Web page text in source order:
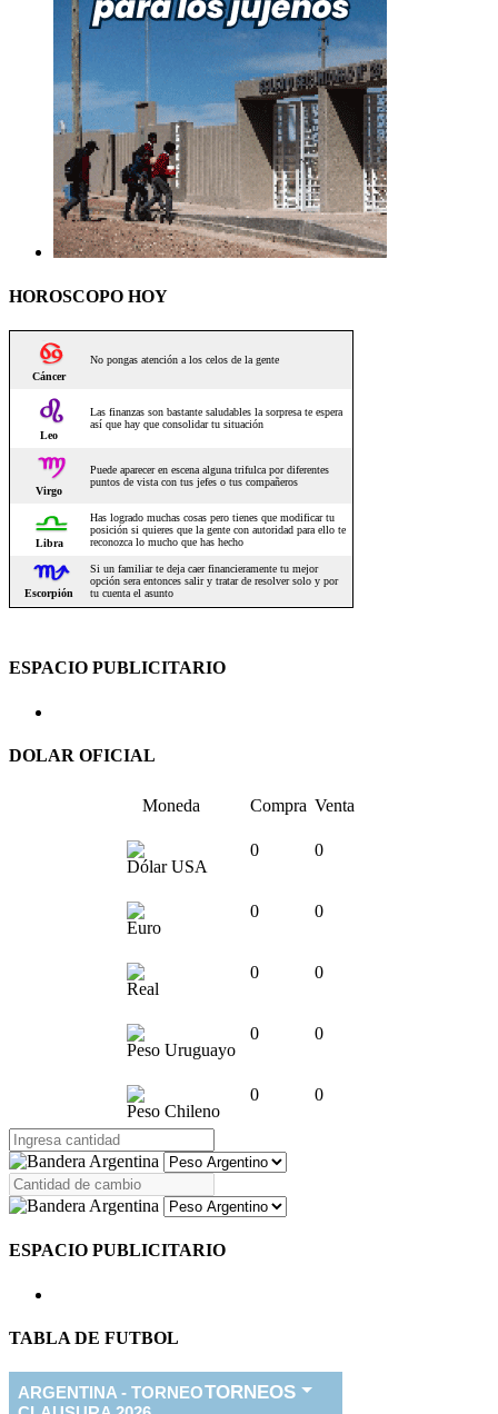
HOROSCOPO HOY
ESPACIO PUBLICITARIO
DOLAR OFICIAL
Moneda Compra Venta
Dólar USA
0 0
Euro
0 0
Real
0 0
Peso Uruguayo
0 0
Peso Chileno
0 0
ESPACIO PUBLICITARIO
TABLA DE FUTBOL